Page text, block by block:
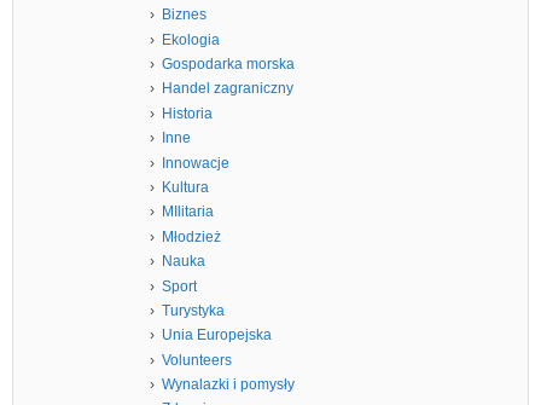
Biznes
Ekologia
Gospodarka morska
Handel zagraniczny
Historia
Inne
Innowacje
Kultura
MIlitaria
Młodzież
Nauka
Sport
Turystyka
Unia Europejska
Volunteers
Wynalazki i pomysły